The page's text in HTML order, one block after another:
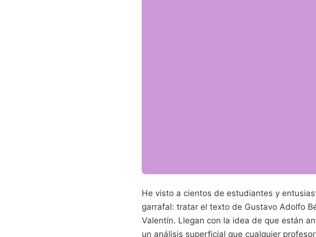
He visto a cientos de estudiantes y
garrafal: tratar el texto de Gustavo Adolfo
Valentín. Llegan con la idea de que están
un análisis superficial que cualquier